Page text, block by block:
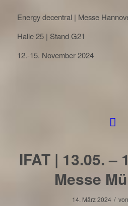
Energy decentral | Messe
Halle 25 | Stand G21
12.-15. November 2024
IFAT | 13.05. –
Messe
14. März 2024 / von